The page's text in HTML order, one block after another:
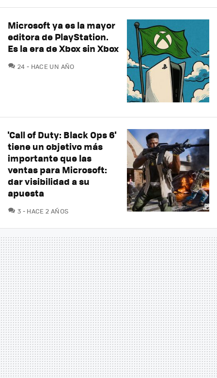
Microsoft ya es la mayor
editora de PlayStation.
Es la era de Xbox sin Xbox
24 COMENTARIOS
HACE UN AÑO
'Call of Duty: Black Ops 6'
tiene un objetivo más
importante que las
ventas para Microsoft:
dar visibilidad a su
apuesta
3 COMENTARIOS
HACE 2 AÑOS